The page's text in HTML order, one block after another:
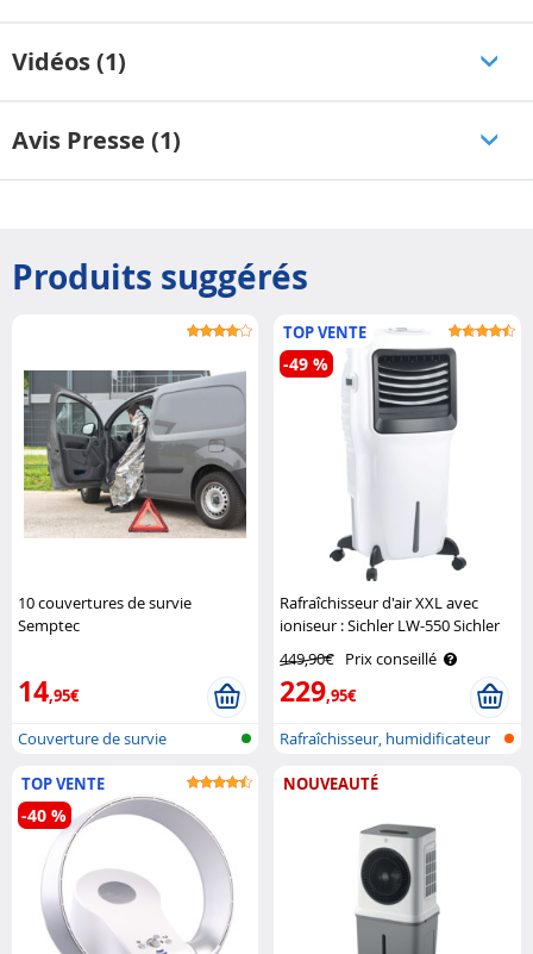
Vidéos (1)
Avis Presse (1)
Produits suggérés
10 couvertures de survie
Semptec
14,95€
Couverture de survie
TOP VENTE
Rafraîchisseur d'air XXL avec
ioniseur : Sichler LW-550 Sichler
449,90€ Prix conseillé
229,95€
-49 %
Rafraîchisseur, humidificateur
TOP VENTE
-40 %
NOUVEAUTÉ